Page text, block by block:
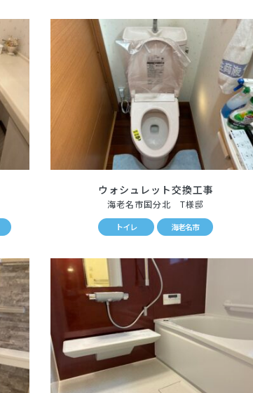
ウォシュレット交換工事
海老名市国分北 T様邸
トイレ 海老名市